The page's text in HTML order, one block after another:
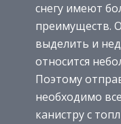
снегу имеют
преимуществ.
выделить и
относится
Поэтому
необходимо
канистру с